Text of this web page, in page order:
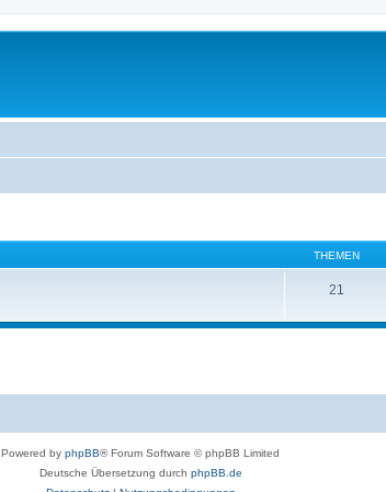
THEMEN
21
Powered by phpBB® Forum Software © phpBB Limited
Deutsche Übersetzung durch phpBB.de